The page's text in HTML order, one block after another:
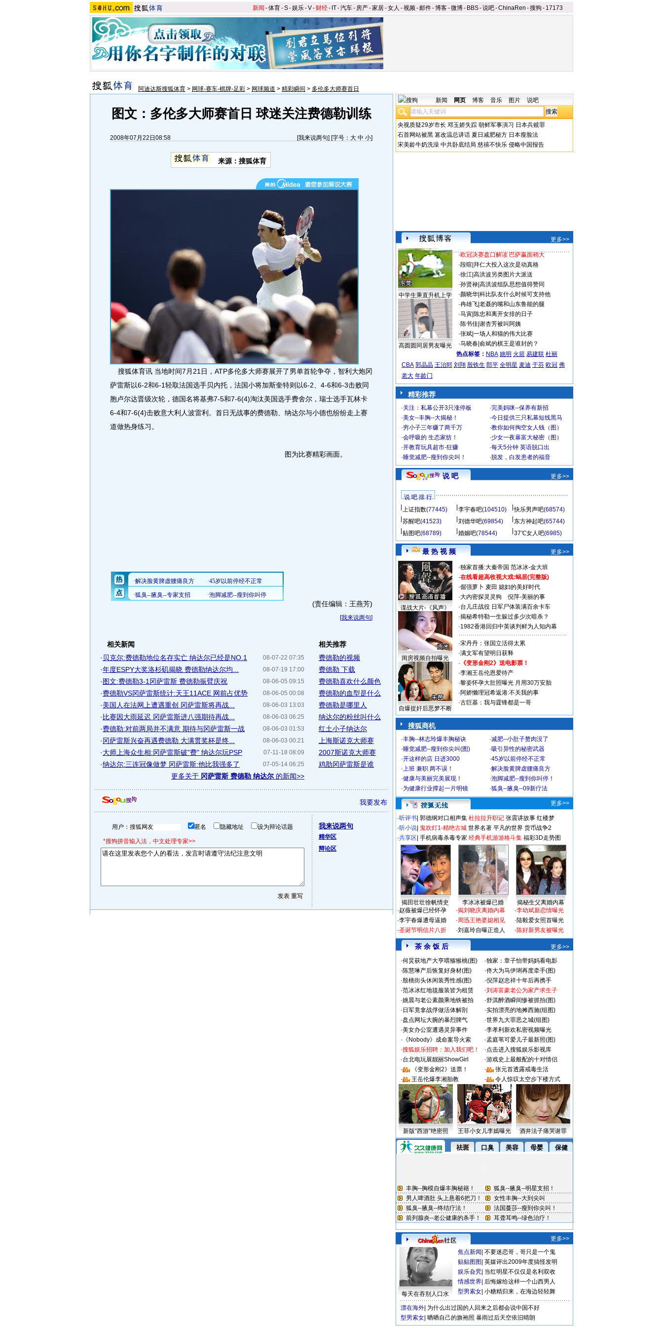
新闻 -体育-S-娱乐-V- 财经- IT-汽车- 房产-家居-女人 -视频-邮件-博客-微博- BBS-说吧-ChinaRen -搜狗 - 17173
阿迪达斯搜狐体育 > 网球-赛车-棋牌-足彩 > 网球频道 > 精彩瞬间 > 多伦多大师赛首日
图文：多伦多大师赛首日 球迷关注费德勒训练
2008年07月22日08:58 [我来说两句] [字号： 大 中 小]
来源：搜狐体育
搜狐体育讯 当地时间7月21日，ATP多伦多大师赛展开了男单首轮争夺，智利大炮冈
萨雷斯以6-2和6-1轻取法国选手贝内托，法国小将加斯奎特则以6-2、4-6和6-3击败同
胞卢尔达晋级次轮，德国名将基弗7-5和7-6(4)淘汰美国选手费舍尔，瑞士选手瓦林卡
6-4和7-6(4)击败意大利人波雷利。首日无战事的费德勒、纳达尔与小德也纷纷走上赛
道做热身练习。
图为比赛精彩画面。
(责任编辑：王燕芳)
[我来说两句]
相关新闻
08-07-22 07:35
· 贝克尔:费德勒地位名存实亡 纳达尔已经是NO.1
08-07-19 17:00
·年度ESPY大奖洛杉矶揭晓 费德勒纳达尔均...
08-06-05 09:15
·图文:费德勒3-1冈萨雷斯 费德勒振臂庆祝
08-06-05 00:08
·费德勒VS冈萨雷斯统计:天王11ACE 网前占优势
08-06-03 13:03
·美国人在法网上遭遇重创 冈萨雷斯将再战...
08-06-03 06:25
· 比赛因大雨延迟 冈萨雷斯进八强期待再战...
08-06-03 01:53
·费德勒:对前两局并不满意 期待与冈萨雷斯一战
08-06-03 00:21
·冈萨雷斯兴奋再遇费德勒 大满贯奖杯是终...
07-11-18 08:09
·大师上海众生相:冈萨雷斯破"费" 纳达尔玩PSP
07-05-14 06:25
·纳达尔:三连冠像做梦 冈萨雷斯:他比我强多了
更多关于 冈萨雷斯 费德勒 纳达尔 的新闻>>
相关推荐
费德勒的视频
费德勒 下载
费德勒喜欢什么颜色
费德勒的血型是什么
费德勒是哪里人
纳达尔的粉丝叫什么
红土小子纳达尔
上海斯诺克大师赛
2007斯诺克大师赛
鸡肋冈萨雷斯是谁
我要发布
用户： 匿名 隐藏地址 设为辩论话题
*搜狗拼音输入法，中文处理专家>>
我来说两句
精华区
辩论区
新闻 网页 博客 音乐 图片 说吧
央视质疑29岁市长 邓玉娇失踪 朝鲜军事演习 日本兵赎罪
石首网站被黑 篡改温总讲话 夏日减肥秘方 日本瘦脸法
宋美龄牛奶洗澡 中共卧底结局 慈禧不快乐 侵略中国报告
更多>>
中学生乘直升机上学
高圆圆同居男友曝光
·欧冠决赛盘口解读 巴萨赢面稍大
·段暄 拜仁大投入这次是动真格
·徐江| 高洪波另类图片大派送
·孙贤禄| 高洪波组队思想值得赞同
·颜晓华| 科比队友什么时候可支持他
·冉雄飞| 老聂的嘴和山东鲁能的腿
·马寅| 陈忠和离开女排的日子
·陈书佳| 谢杏芳被叫阿姨
·张斌| 一场人和猫的伟大比赛
·马晓春| 俞斌的棋王是谁封的？
热点标签： NBA 姚明 火箭 易建联 杜丽
CBA 郭晶晶 王治郅 刘翔 殷铁生 郎平 全明星 麦迪 于芬 欧冠 弗
老大 年龄门
精彩推荐
·关注：私幕公开3只涨停板 ·完美妈咪--保养有新招
·美女--丰胸--大揭秘！ ·今日提供三只私幕短线黑马
·穷小子三年赚了两千万 ·教你如何掏空女人钱（图）
·会呼吸的 生态家纺！ ·少女一夜暴富大秘密（图）
·开教育玩具超市-狂赚 ·每天5分钟 英语脱口出
·睡觉减肥--瘦到你尖叫！ · 脱发，白发患者的福音
说 吧 更多>>
说 吧 排 行
上证指数(77445) 李宇春吧(104510) 快乐男声吧(68574)
苏醒吧(41523) 刘德华吧(69854) 东方神起吧(65744)
贴图吧(68789) 婚姻吧(78544) 37℃女人吧(6985)
最 热 视 频 更多>>
谍战大片-《风声》
闺房视频自拍曝光
自爆捉奸后恶梦不断
·独家首播:大秦帝国 范冰冰-金大班
·在线看超高收视大戏:蜗居(完整版)
·倔强萝卜 麦田 媳妇的美好时代
·大内密探灵灵狗
倪萍-美丽的事
·台儿庄战役 日军尸体装满百余卡车
·揭秘希特勒一生躲过多少次暗杀？
·1982香港回归中英谈判鲜为人知内幕
·宋丹丹：张国立活得太累
·满文军有望明日获释
· 《变形金刚2》送电影票！
·李湘王岳伦恩爱待产
·黎姿怀孕大肚照曝光 月用30万安胎
·阿娇懒理冠希返港:不关我的事
·古巨基：我与霆锋都是一哥
搜狐商机
·丰胸--林志玲爆丰胸秘诀 ·减肥--小肚子赘肉没了
·睡觉减肥--瘦到你尖叫(图) ·吸引异性的秘密武器
·开这样的店 日进3000 ·45岁以前停经不正常
·上班 兼职 两不误！ ·解决脸黄脾虚腰痛良方
·健康与美丽完美展现！ ·泡脚减肥--瘦到你叫停！
·为健康行业撑起一片明镜 ·狐臭--腋臭--09新疗法
更多>>
·听评书 郭德纲对口相声集 杜拉拉升职记 张震讲故事 红楼梦
·听小说 鬼吹灯1-精绝古城 世界名著 平凡的世界 货币战争2
·共享区 手机病毒杀毒专家 经典手机游游格斗集 福彩3D走势图
揭田壮壮徐帆情史 李冰冰被爆已婚
揭秘生父离婚内幕
·赵薇被爆已经怀孕
·李宇春爆遭母逼婚
·圣诞节明信片八折
·揭刘晓庆离婚内幕
·周迅王艳婆媳相见
·刘嘉玲自曝正造人
·李幼斌新恋情曝光
·陆毅爱女照首曝光
·陈好新男友被曝光
茶 余 饭 后
更多>>
·何炅获地产大亨喂猕猴桃(图) ·独家：章子怡带妈妈看电影
·陈慧琳产后恢复好身材(图) ·佟大为马伊琍再度牵手(图)
·殷桃街头休闲装秀性感(图) ·倪萍赵忠祥十年后再携手
·范冰冰红地毯服装皆为租赁 ·刘涛富豪老公为家产求生子
·姚晨与老公素颜乘地铁被拍 ·舒淇醉酒瞬间惨被抓拍(图)
· 日军竟拿战俘做活体解剖 ·实拍漂亮的地摊西施(组图)
·盘点网坛大腕的暴烈脾气 ·世界九大罪恶之城(组图)
·美女办公室遭遇灵异事件 ·李孝利新欢私密视频曝光
· 《Nobody》成命案导火索 ·孟庭苇可爱儿子最新照(图)
·搜狐娱乐招聘：加入我们吧！ ·点击进入搜狐娱乐影视库
·台北电玩展靓丽ShowGirl ·游戏史上最般配的十对情侣
·
《变形金刚2》送票！ ·
张元首透露戒毒生活
·
王岳伦爆李湘胎教 · 令人惊叹太空步下楼方式
新版“西游”绝密照 王菲小女儿李嫣曝光 酒井法子痛哭谢罪
更多>>
每天在吞别人口水
焦点新闻 不要迷恋哥，哥只是一个鬼
贴贴图图 英媒评出2009年度搞怪发明
娱乐旮旯 当红明星不仅仅是名利双收
情感世界 后悔嫁给这样一个山西男人
型男索女 小糖精归来，在海边轻轻舞
漂在海外 为什么出过国的人回来之后都会说中国不好
型男索女 晒晒自己的旗袍照 暴雨过后天空依旧晴朗